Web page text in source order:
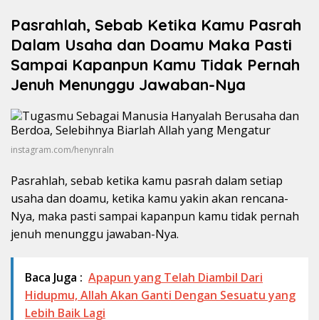
Pasrahlah, Sebab Ketika Kamu Pasrah
Dalam Usaha dan Doamu Maka Pasti
Sampai Kapanpun Kamu Tidak Pernah
Jenuh Menunggu Jawaban-Nya
instagram.com/henynraln
Pasrahlah, sebab ketika kamu pasrah dalam setiap
usaha dan doamu, ketika kamu yakin akan rencana-
Nya, maka pasti sampai kapanpun kamu tidak pernah
jenuh menunggu jawaban-Nya.
Baca Juga : Apapun yang Telah Diambil Dari
Hidupmu, Allah Akan Ganti Dengan Sesuatu yang
Lebih Baik Lagi